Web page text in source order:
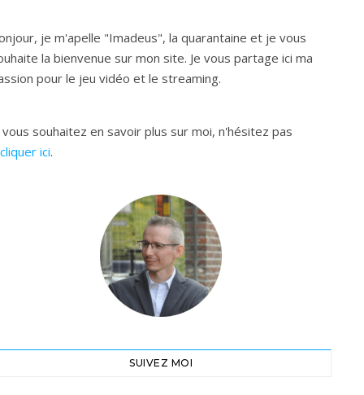
je m'apelle "Imadeus", la quarantaine et je vous
la bienvenue sur mon site. Je vous partage ici ma
pour le jeu vidéo et le streaming.
vous souhaitez en savoir plus sur moi, n'hésitez pas
cliquer ici.
SUIVEZ MOI